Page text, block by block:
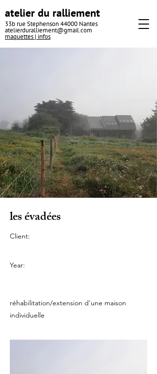
atelier du ralliement
33b rue Stephenson 44000 Nantes
atelierduralliement@gmail.com
maquettes | infos
les évadées
Client:
Year:
réhabilitation/extension d'une maison
individuelle